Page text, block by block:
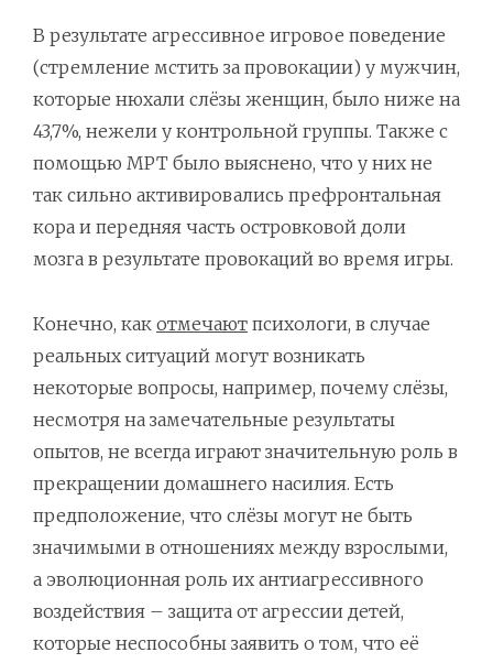
В результате агрессивное игровое поведение
(стремление мстить за провокации) у мужчин,
которые нюхали слёзы женщин, было ниже на
43,7%, нежели у контрольной группы. Также с
помощью МРТ было выяснено, что у них не
так сильно активировались префронтальная
кора и передняя часть островковой доли
мозга в результате провокаций во время игры.
Конечно, как отмечают психологи, в случае
реальных ситуаций могут возникать
некоторые вопросы, например, почему слёзы,
несмотря на замечательные результаты
опытов, не всегда играют значительную роль в
прекращении домашнего насилия. Есть
предположение, что слёзы могут не быть
значимыми в отношениях между взрослыми,
а эволюционная роль их антиагрессивного
воздействия – защита от агрессии детей,
которые неспособны заявить о том, что её